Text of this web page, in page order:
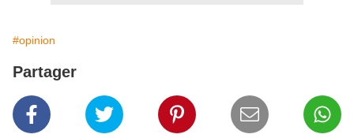
#opinion
Partager